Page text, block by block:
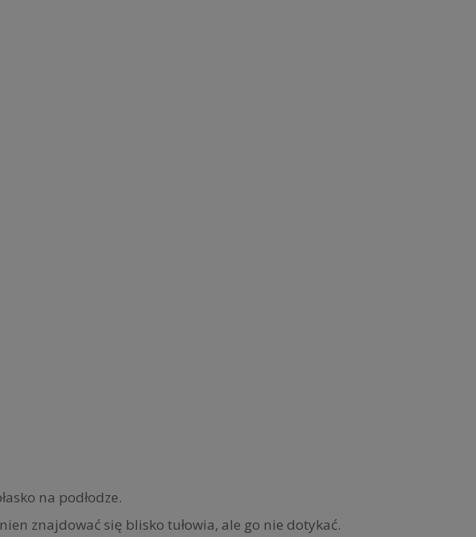
na podłodze.
znajdować się blisko tułowia, ale go nie dotykać.